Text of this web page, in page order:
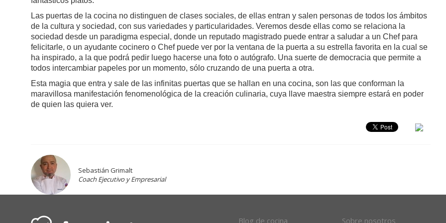
Las puertas de la cocina no distinguen de clases sociales, de ellas entran y salen personas de todos los ámbitos
de la cultura y sociedad, con sus variedades y particularidades. Veremos desde ellas como se relaciona la
sociedad desde un paradigma especial, donde un reputado magistrado puede entrar a saludar a un Chef para
felicitarle, o un ayudante cocinero o Chef puede ver por la ventana de la puerta a su estrella favorita en la cual se
ha inspirado, a la que podrá pedir luego hacerse una foto o autógrafo. Una suerte de democracia que permite a
todos intercambiar papeles por un momento, sólo cruzando de una puerta a otra.
Esta magia que entra y sale de las infinitas puertas que se hallan en una cocina, son las que conforman la
maravillosa manifestación fenomenológica de la creación culinaria, cuya llave maestra siempre estará en poder
de quien las quiera ver.
Sebastián Grimalt
Coach Ejecutivo y Empresarial
Blog de cocina Sobre nosotros